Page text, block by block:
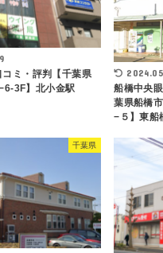
ミ・評判【千葉県
3F】北小金駅
船橋中央
葉県船橋
−５】東船
千葉県